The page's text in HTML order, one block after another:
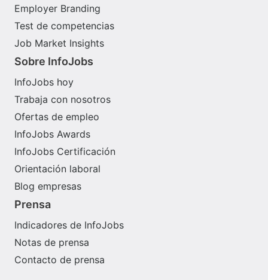
Employer Branding
Test de competencias
Job Market Insights
Sobre InfoJobs
InfoJobs hoy
Trabaja con nosotros
Ofertas de empleo
InfoJobs Awards
InfoJobs Certificación
Orientación laboral
Blog empresas
Prensa
Indicadores de InfoJobs
Notas de prensa
Contacto de prensa